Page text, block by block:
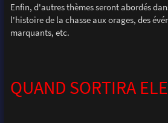
Enfin, d'autres thèmes seront abordés
l'histoire de la chasse aux orages, des
marquants, etc.
QUAND SORTIRA